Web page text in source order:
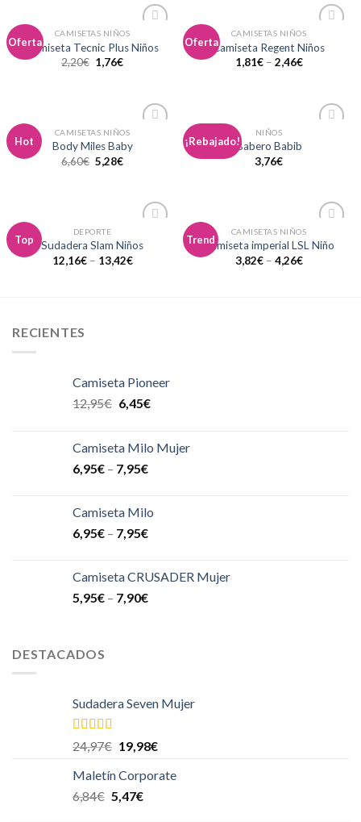
Oferta
a la
CAMISETAS NIÑOS
Camiseta Tecnic Plus Niños
2,20€ 1,76€
Oferta
a la
CAMISETAS NIÑOS
Camiseta Regent Niños
1,81€– 2,46€
Hot
CAMISETAS NIÑOS
Body Miles Baby
6,60€ 5,28€
¡Rebajado!
NIÑOS
Babero Babib
3,76€
Top
a la
DEPORTE
Sudadera Slam Niños
12,16€– 13,42€
Trend
a la
CAMISETAS NIÑOS
Camiseta imperial LSL Niño
3,82€– 4,26€
RECIENTES
Camiseta Pioneer
12,95€ 6,45€
Camiseta Milo Mujer
6,95€ – 7,95€
Camiseta Milo
6,95€ – 7,95€
Camiseta CRUSADER Mujer
5,95€ – 7,90€
DESTACADOS
Sudadera Seven Mujer
Valorado en
5.00
24,97€ 19,98€
Maletín Corporate
6,84€ 5,47€